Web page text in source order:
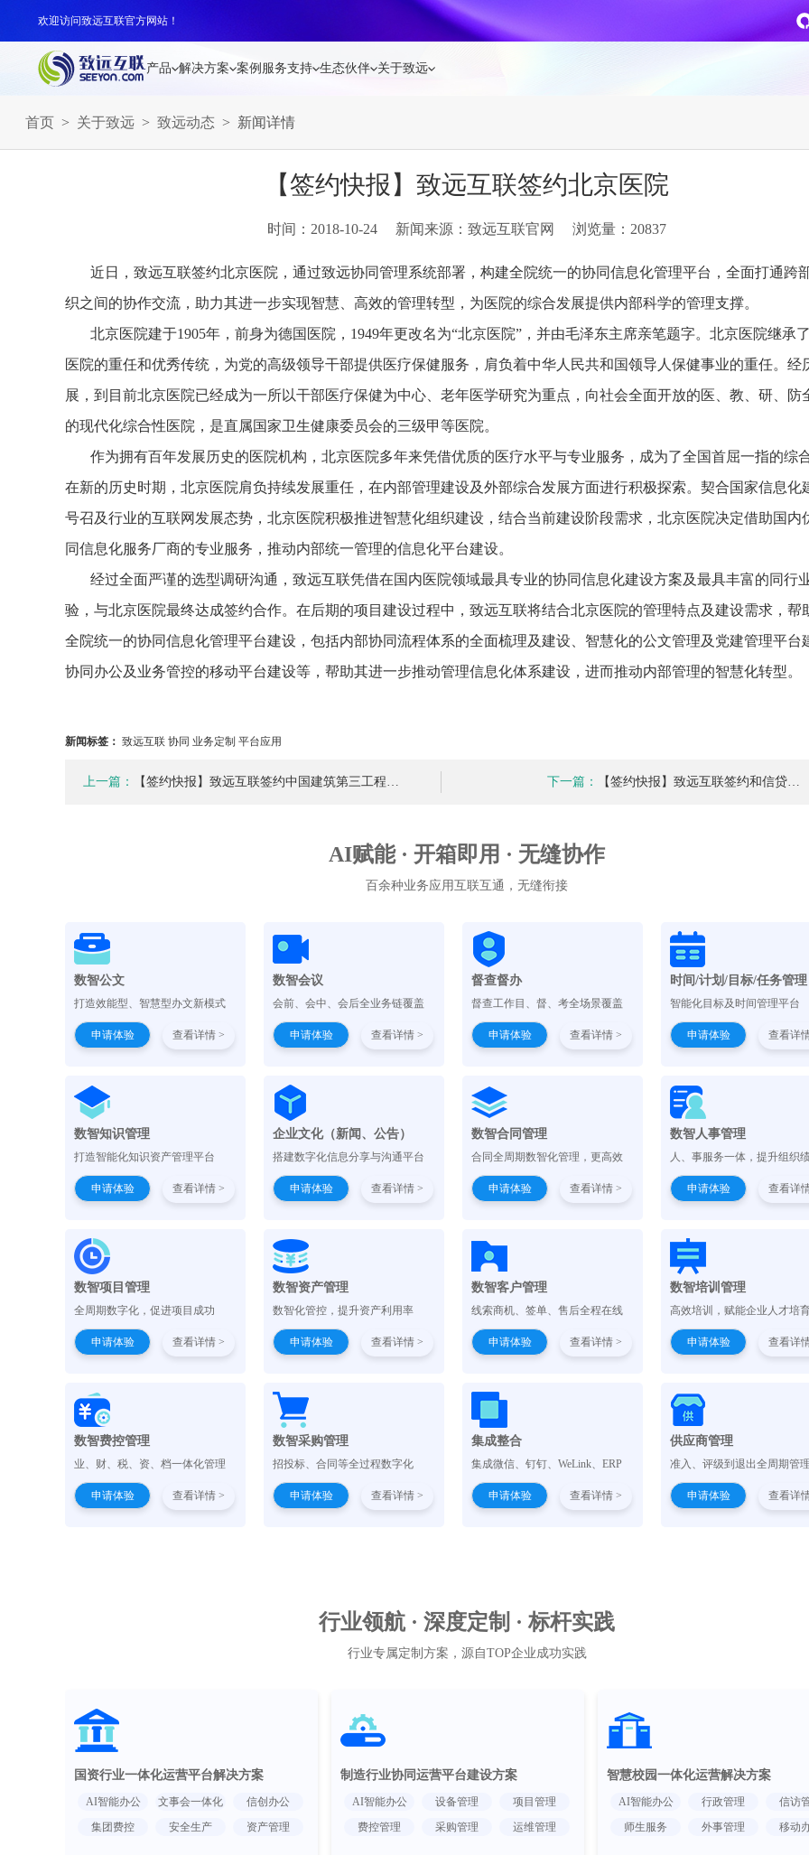
欢迎访问致远互联官方网站！
产品
新一代AI智能体家族
CoMi Builder CoMi APP
解决方案
协同运营与业务创新深度融合
央国企一体化 文事会一体化
信创
安全可控的信创 全面适配
专精特新
助力专精特新企业实力进
运营商解决方案
推进数字政府和数字企业转型
集团管控
支撑集团治理、控制与宏
点线面结合，安全风险管控新策略 数智驱动，全域穿透
穿透式智能科技
全级次穿透，数智驱动科技管理
HR人力资源管理
数智赋能人力，全域一
人业财一体化
案例 服务支持 生态伙伴 关于致远
首页 > 关于致远 > 致远动态 > 新闻详情
【签约快报】致远互联签约北京医院
时间：2018-10-24 新闻来源：致远互联官网 浏览量：20837
近日，致远互联签约北京医院，通过致远协同管理系统部署，构建全院统一的协同信息化管理平台，全面打通跨
织之间的协作交流，助力其进一步实现智慧、高效的管理转型，为医院的综合发展提供内部科学的管理支撑。
北京医院建于1905年，前身为德国医院，1949年更改名为“北京医院”，并由毛泽东主席亲笔题字。北京医院继承
医院的重任和优秀传统，为党的高级领导干部提供医疗保健服务，肩负着中华人民共和国领导人保健事业的重任。经
展，到目前北京医院已经成为一所以干部医疗保健为中心、老年医学研究为重点，向社会全面开放的医、教、研、防
的现代化综合性医院，是直属国家卫生健康委员会的三级甲等医院。
作为拥有百年发展历史的医院机构，北京医院多年来凭借优质的医疗水平与专业服务，成为了全国首屈一指的综合
在新的历史时期，北京医院肩负持续发展重任，在内部管理建设及外部综合发展方面进行积极探索。契合国家信息化
号召及行业的互联网发展态势，北京医院积极推进智慧化组织建设，结合当前建设阶段需求，北京医院决定借助国内
同信息化服务厂商的专业服务，推动内部统一管理的信息化平台建设。
经过全面严谨的选型调研沟通，致远互联凭借在国内医院领域最具专业的协同信息化建设方案及最具丰富的同行
验，与北京医院最终达成签约合作。在后期的项目建设过程中，致远互联将结合北京医院的管理特点及建设需求，帮
全院统一的协同信息化管理平台建设，包括内部协同流程体系的全面梳理及建设、智慧化的公文管理及党建管理平台
协同办公及业务管控的移动平台建设等，帮助其进一步推动管理信息化体系建设，进而推动内部管理的智慧化转型。
新闻标签： 致远互联 协同 业务定制 平台应用
上一篇： 【签约快报】致远互联签约中国建筑第三工程… 下一篇： 【签约快报】致远互联签约和信贷…
AI赋能 · 开箱即用 · 无缝协作
百余种业务应用互联互通，无缝衔接
数智公文
打造效能型、智慧型办文新模式
申请体验 查看详情 >
数智会议
会前、会中、会后全业务链覆盖
申请体验 查看详情 >
督查督办
督查工作目、督、考全场景覆盖
申请体验 查看详情 >
时间/计划/目标/任务管理
智能化目标及时间管理平台
申请体验 查看详
数智知识管理
打造智能化知识资产管理平台
申请体验 查看详情 >
企业文化（新闻、公告）
搭建数字化信息分享与沟通平台
申请体验 查看详情 >
数智合同管理
合同全周期数智化管理，更高效
申请体验 查看详情 >
数智人事管理
人、事服务一体，提升组织
申请体验 查看详
数智项目管理
全周期数字化，促进项目成功
申请体验 查看详情 >
数智资产管理
数智化管控，提升资产利用率
申请体验 查看详情 >
数智客户管理
线索商机、签单、售后全程在线
申请体验 查看详情 >
数智培训管理
高效培训，赋能企业人才培
申请体验 查看详
数智费控管理
业、财、税、资、档一体化管理
申请体验 查看详情 >
数智采购管理
招投标、合同等全过程数字化
申请体验 查看详情 >
集成整合
集成微信、钉钉、WeLink、ERP
申请体验 查看详情 >
供应商管理
准入、评级到退出全周期管理
申请体验 查看详
行业领航 · 深度定制 · 标杆实践
行业专属定制方案，源自TOP企业成功实践
国资行业一体化运营平台解决方案
AI智能办公 文事会一体化
信创办公
集团费控
安全生产 资产管理
制造行业协同运营平台建设方案
AI智能办公 设备管理
项目管理
费控管理
采购管理 运维管理
智慧校园一体化运营解决方案
AI智能办公 行政管理
信访
师生服务
外事管理 移动